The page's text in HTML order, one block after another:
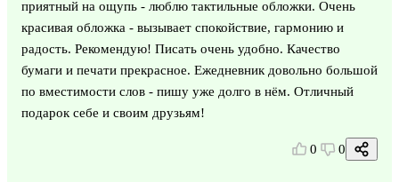
приятный на ощупь - люблю тактильные обложки. Очень
красивая обложка - вызывает спокойствие, гармонию и
радость. Рекомендую! Писать очень удобно. Качество
бумаги и печати прекрасное. Ежедневник довольно большой
по вместимости слов - пишу уже долго в нём. Отличный
подарок себе и своим друзьям!
0 0